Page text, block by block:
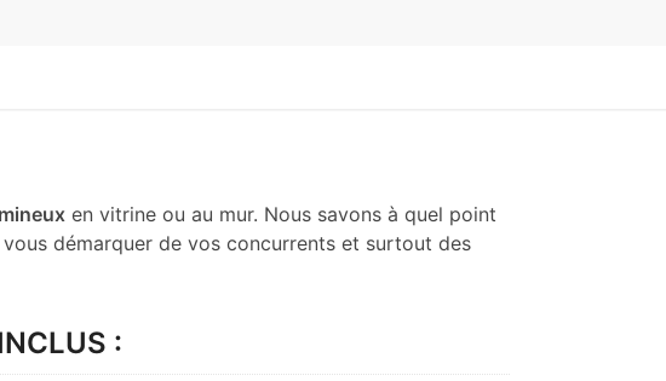
en vitrine ou au mur. Nous savons à quel point
démarquer de vos concurrents et surtout des
: